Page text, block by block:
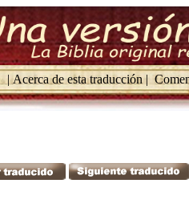
| Acerca de esta traducción |